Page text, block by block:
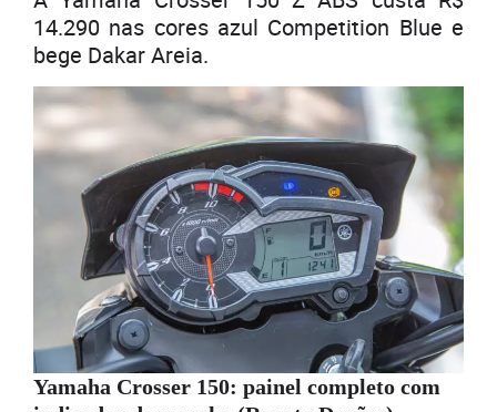
14.290 nas cores azul Competition Blue e
bege Dakar Areia.
Yamaha Crosser 150: painel completo com